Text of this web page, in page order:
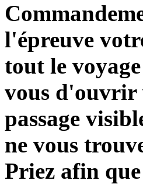
l'épreuve
tout le
vous d'ouvrir
passage
ne vous
Priez afin